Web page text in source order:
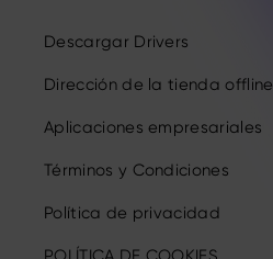
Descargar Drivers
Dirección de la tienda offline
Aplicaciones empresariales
Términos y Condiciones
Política de privacidad